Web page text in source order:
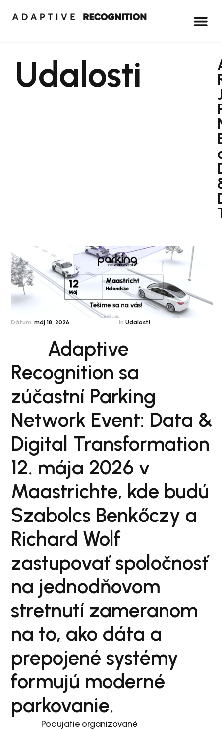
Udalosti
Dátum: máj 18, 2026 In Udalosti
Adaptive
Recognition sa
zúčastní Parking
Network Event: Data &
Digital Transformation
12. mája 2026 v
Maastrichte, kde budú
Szabolcs Benkőczy a
Richard Wolf
zastupovať spoločnosť
na jednodňovom
stretnutí zameranom
na to, ako dáta a
prepojené systémy
formujú moderné
parkovanie.
Podujatie organizované